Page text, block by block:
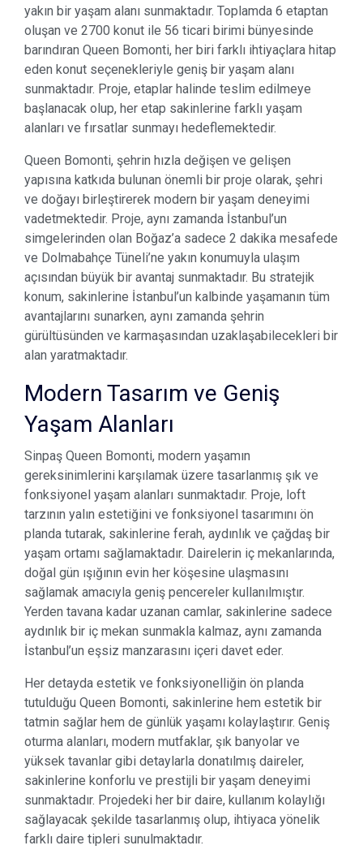
yakın bir yaşam alanı sunmaktadır. Toplamda 6 etaptan
oluşan ve 2700 konut ile 56 ticari birimi bünyesinde
barındıran Queen Bomonti, her biri farklı ihtiyaçlara hitap
eden konut seçenekleriyle geniş bir yaşam alanı
sunmaktadır. Proje, etaplar halinde teslim edilmeye
başlanacak olup, her etap sakinlerine farklı yaşam
alanları ve fırsatlar sunmayı hedeflemektedir.
Queen Bomonti, şehrin hızla değişen ve gelişen
yapısına katkıda bulunan önemli bir proje olarak, şehri
ve doğayı birleştirerek modern bir yaşam deneyimi
vadetmektedir. Proje, aynı zamanda İstanbul’un
simgelerinden olan Boğaz’a sadece 2 dakika mesafede
ve Dolmabahçe Tüneli’ne yakın konumuyla ulaşım
açısından büyük bir avantaj sunmaktadır. Bu stratejik
konum, sakinlerine İstanbul’un kalbinde yaşamanın tüm
avantajlarını sunarken, aynı zamanda şehrin
gürültüsünden ve karmaşasından uzaklaşabilecekleri bir
alan yaratmaktadır.
Modern Tasarım ve Geniş
Yaşam Alanları
Sinpaş Queen Bomonti, modern yaşamın
gereksinimlerini karşılamak üzere tasarlanmış şık ve
fonksiyonel yaşam alanları sunmaktadır. Proje, loft
tarzının yalın estetiğini ve fonksiyonel tasarımını ön
planda tutarak, sakinlerine ferah, aydınlık ve çağdaş bir
yaşam ortamı sağlamaktadır. Dairelerin iç mekanlarında,
doğal gün ışığının evin her köşesine ulaşmasını
sağlamak amacıyla geniş pencereler kullanılmıştır.
Yerden tavana kadar uzanan camlar, sakinlerine sadece
aydınlık bir iç mekan sunmakla kalmaz, aynı zamanda
İstanbul’un eşsiz manzarasını içeri davet eder.
Her detayda estetik ve fonksiyonelliğin ön planda
tutulduğu Queen Bomonti, sakinlerine hem estetik bir
tatmin sağlar hem de günlük yaşamı kolaylaştırır. Geniş
oturma alanları, modern mutfaklar, şık banyolar ve
yüksek tavanlar gibi detaylarla donatılmış daireler,
sakinlerine konforlu ve prestijli bir yaşam deneyimi
sunmaktadır. Projedeki her bir daire, kullanım kolaylığı
sağlayacak şekilde tasarlanmış olup, ihtiyaca yönelik
farklı daire tipleri sunulmaktadır.